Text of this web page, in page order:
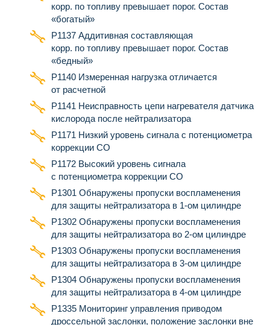
корр. по топливу превышает порог. Состав
«богатый»
Р1137 Аддитивная составляющая
корр. по топливу превышает порог. Состав
«бедный»
Р1140 Измеренная нагрузка отличается
от расчетной
Р1141 Неисправность цепи нагревателя датчика
кислорода после нейтрализатора
Р1171 Низкий уровень сигнала с потенциометра
коррекции СО
Р1172 Высокий уровень сигнала
с потенциометра коррекции СО
Р1301 Обнаружены пропуски воспламенения
для защиты нейтрализатора в 1-ом цилиндре
Р1302 Обнаружены пропуски воспламенения
для защиты нейтрализатора во 2-ом цилиндре
Р1303 Обнаружены пропуски воспламенения
для защиты нейтрализатора в 3-ом цилиндре
Р1304 Обнаружены пропуски воспламенения
для защиты нейтрализатора в 4-ом цилиндре
Р1335 Мониторинг управления приводом
дроссельной заслонки, положение заслонки вне